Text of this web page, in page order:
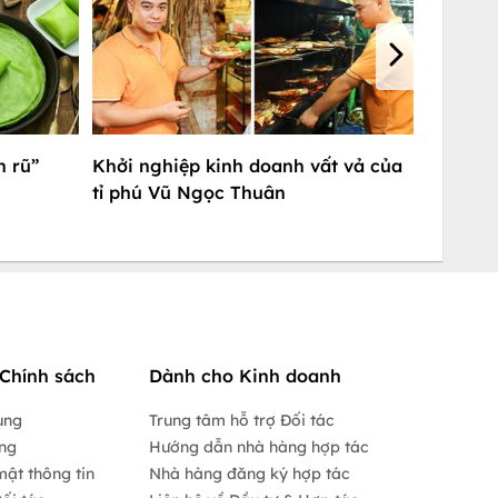
rũ”
Khởi nghiệp kinh doanh vất vả của
tỉ phú Vũ Ngọc Thuân
sách
thông tin
Dành cho Kinh doanh
Trung tâm hỗ trợ Đối tác
Hướng dẫn nhà hàng hợp tác
Nhà hàng đăng ký hợp tác